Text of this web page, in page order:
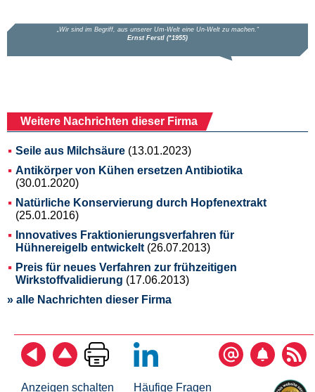
Weitere Nachrichten dieser Firma
Seile aus Milchsäure (13.01.2023)
Antikörper von Kühen ersetzen Antibiotika
(30.01.2020)
Natürliche Konservierung durch Hopfenextrakt
(25.01.2016)
Innovatives Fraktionierungsverfahren für
Hühnereigelb entwickelt (26.07.2013)
Preis für neues Verfahren zur frühzeitigen
Wirkstoffvalidierung (17.06.2013)
» alle Nachrichten dieser Firma
Anzeigen schalten Häufige Fragen